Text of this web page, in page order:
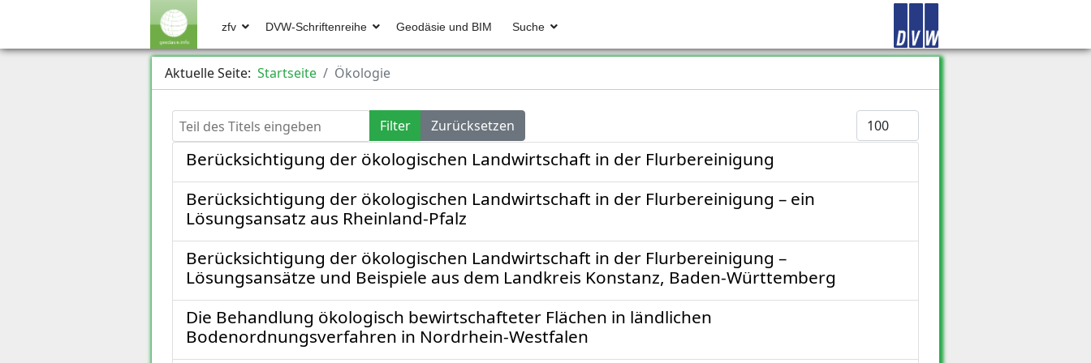
zfv DVW-Schriftenreihe Geodäsie und BIM Suche
Aktuelle Seite: Startseite Ökologie
Teil des Titels eingeben Filter Zurücksetzen Anzeige #
Berücksichtigung der ökologischen Landwirtschaft in der Flurbereinigung
Berücksichtigung der ökologischen Landwirtschaft in der Flurbereinigung – ein
Lösungsansatz aus Rheinland-Pfalz
Berücksichtigung der ökologischen Landwirtschaft in der Flurbereinigung –
Lösungsansätze und Beispiele aus dem Landkreis Konstanz, Baden-Württemberg
Die Behandlung ökologisch bewirtschafteter Flächen in ländlichen
Bodenordnungsverfahren in Nordrhein-Westfalen